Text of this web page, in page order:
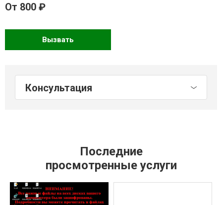
От 800
Вызвать
Консультация
Последние
просмотренные услуги